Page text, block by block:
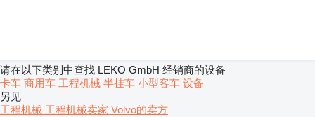
请在以下类别中查找 LEKO GmbH 经销商的设备
卡车 商用车 工程机械 半挂车 小型客车 设备
另见
工程机械 工程机械卖家 Volvo的卖方